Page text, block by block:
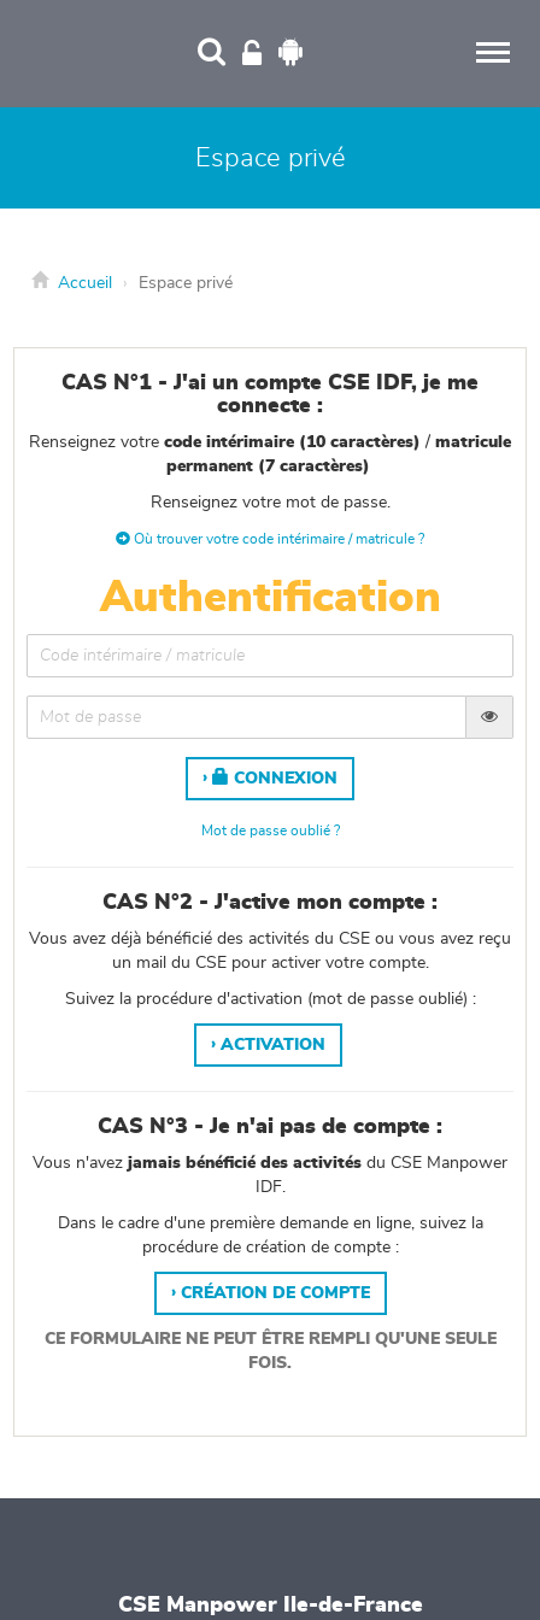
Espace privé
Accueil Espace privé
CAS N°1 - J'ai un compte CSE IDF, je me
connecte :
Renseignez votre code intérimaire (10 caractères) / matricule
permanent (7 caractères)
Renseignez votre mot de passe.
 Où trouver votre code intérimaire / matricule ?
Authentification
CONNEXION
Mot de passe oublié ?
CAS N°2 - J'active mon compte :
Vous avez déjà bénéficié des activités du CSE ou vous avez reçu
un mail du CSE pour activer votre compte.
Suivez la procédure d'activation (mot de passe oublié) :
ACTIVATION
CAS N°3 - Je n'ai pas de compte :
Vous n'avez jamais bénéficié des activités du CSE Manpower
IDF.
Dans le cadre d'une première demande en ligne, suivez la
procédure de création de compte :
CRÉATION DE COMPTE
CE FORMULAIRE NE PEUT ÊTRE REMPLI QU'UNE SEULE
FOIS.
CSE Manpower Ile-de-France